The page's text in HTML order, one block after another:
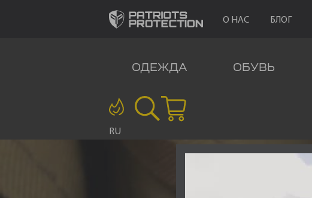
О НАС БЛОГ
ОДЕЖДА ОБУВЬ
RU